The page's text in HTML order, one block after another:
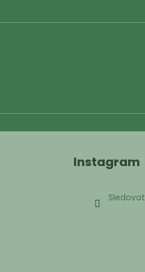
Instagram